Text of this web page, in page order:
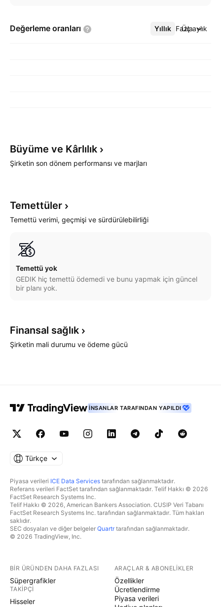
Değerleme oranları Yıllık Üç aylık
Daha Fazla
Büyüme ve Kârlılık
Şirketin son dönem performansı ve marjları
Temettüler
Temettü verimi, geçmişi ve sürdürülebilirliği
Temettü yok
GEDIK hiç temettü ödemedi ve bunu yapmak için güncel
bir planı yok.
Finansal sağlık
Şirketin mali durumu ve ödeme gücü
İNSANLAR TARAFINDAN YAPILDI
Türkçe
Piyasa verileri ICE Data Services tarafından sağlanmaktadır.
Referans verileri FactSet tarafından sağlanmaktadır. Telif Hakkı © 2026
FactSet Research Systems Inc.
Telif Hakkı © 2026, American Bankers Association. CUSIP Veri Tabanı
FactSet Research Systems Inc. tarafından sağlanmaktadır. Tüm hakları
saklıdır.
SEC dosyaları ve diğer belgeler Quartrtarafından sağlanmaktadır.
© 2026 TradingView, Inc.
BIR ÜRÜNDEN DAHA FAZLASI
Süpergrafikler
TAKIPÇI
Hisseler
ARAÇLAR & ABONELIKLER
Özellikler
Ücretlendirme
Piyasa verileri